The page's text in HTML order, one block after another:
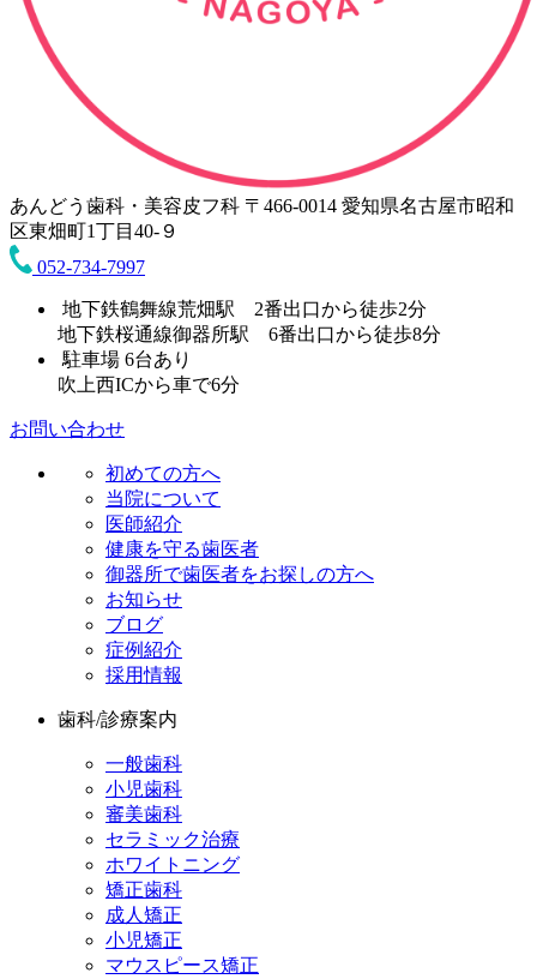
あんどう歯科・美容皮フ科 〒466-0014 愛知県名古屋市昭和
区東畑町1丁目40-９
052-734-7997
地下鉄鶴舞線荒畑駅 2番出口から徒歩2分
地下鉄桜通線御器所駅 6番出口から徒歩8分
駐車場 6台あり
吹上西ICから車で6分
お問い合わせ
初めての方へ
当院について
医師紹介
健康を守る歯医者
御器所で歯医者をお探しの方へ
お知らせ
ブログ
症例紹介
採用情報
歯科/診療案内
一般歯科
小児歯科
審美歯科
セラミック治療
ホワイトニング
矯正歯科
成人矯正
小児矯正
マウスピース矯正